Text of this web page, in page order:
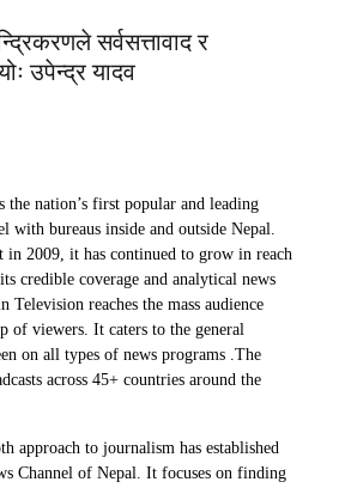
सर्वसत्तावाद र
उपेन्द्र यादव
the nation’s first popular and leading
with bureaus inside and outside Nepal.
in 2009, it has continued to grow in reach
credible coverage and analytical news
Television reaches the mass audience
of viewers. It caters to the general
on all types of news programs .The
across 45+ countries around the
approach to journalism has established
Channel of Nepal. It focuses on finding